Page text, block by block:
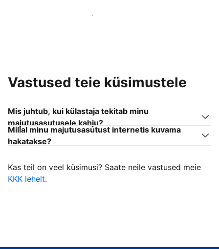
Liitu endaga sarnanevate võõrustajatega
Vastused teie küsimustele
Mis juhtub, kui külastaja tekitab minu
majutusasutusele kahju?
Millal minu majutusasutust internetis kuvama
hakatakse?
Kas teil on veel küsimusi? Saate neile vastused meie
KKK lehelt.
Alusta külastajate vastuvõtmist